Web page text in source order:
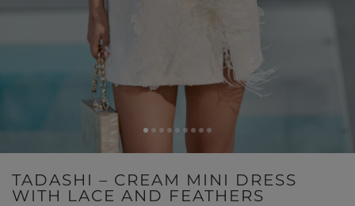
TADASHI – CREAM MINI DRESS
WITH LACE AND FEATHERS